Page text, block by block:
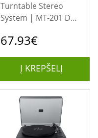
Turntable Stereo
System | MT-201 DG
67.93€
Į KREPŠELĮ